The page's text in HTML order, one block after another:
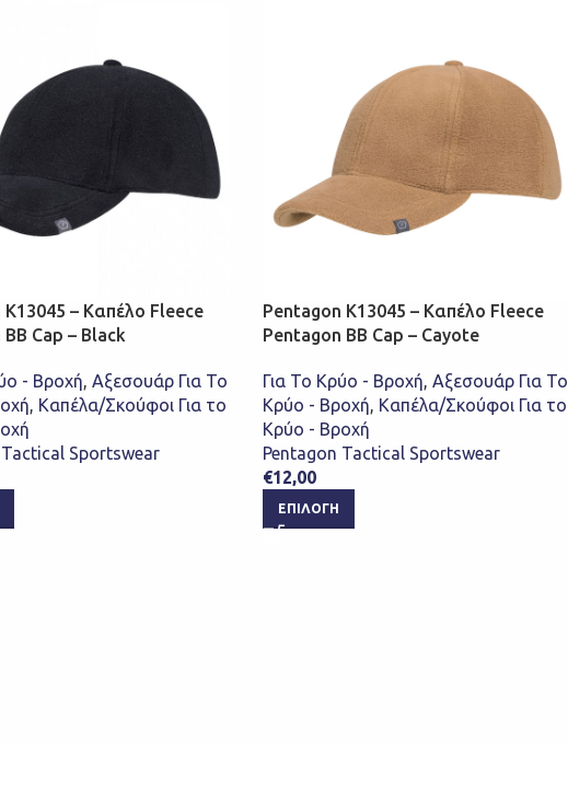
– Καπέλο Fleece
Cap – Black
- Βροχή, Αξεσουάρ Για Το
, Καπέλα/Σκούφοι Για το
Sportswear
Pentagon K13045 – Καπέλο Fleece
Pentagon BB Cap – Cayote
Για Το Κρύο - Βροχή, Αξεσουάρ Για Το
Κρύο - Βροχή, Καπέλα/Σκούφοι Για το
Κρύο - Βροχή
Pentagon Tactical Sportswear
€12,00
ΕΠΙΛΟΓΉ